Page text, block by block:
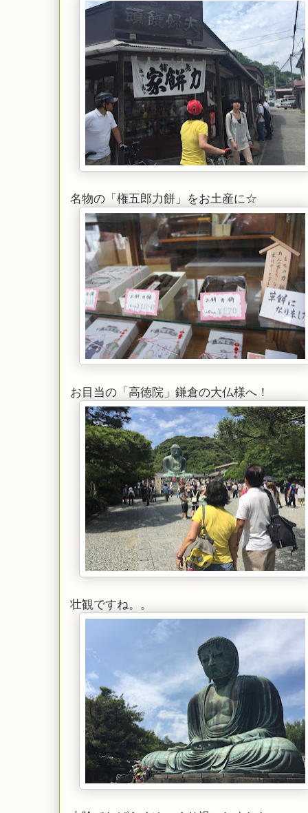
名物の「権五郎力餅」をお土産に☆
お目当の「高徳院」鎌倉の大仏様へ！
壮観ですね。。